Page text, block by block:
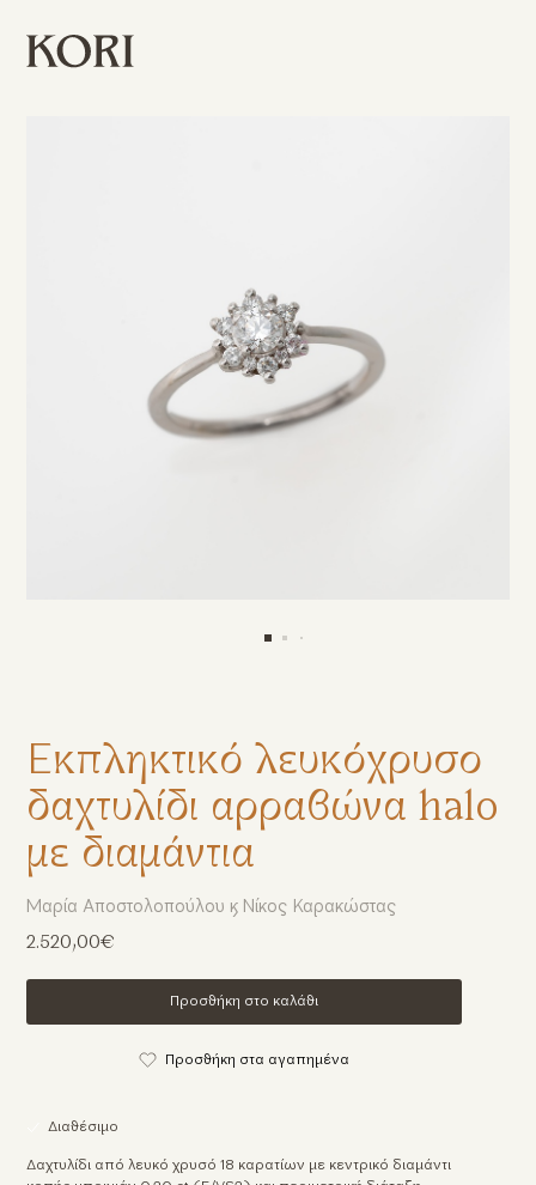
Μαρία Αποστολοπούλου & Νίκος Καρακώστας
2.520,00€
Προσθήκη στο καλάθι
Προσθήκη στα αγαπημένα
Διαθέσιμο
Δαχτυλίδι από λευκό χρυσό 18 καρατίων με κεντρικό διαμάντι
Εκπληκτικό λευκόχρυσο
δαχτυλίδι αρραβώνα halo
με διαμάντια